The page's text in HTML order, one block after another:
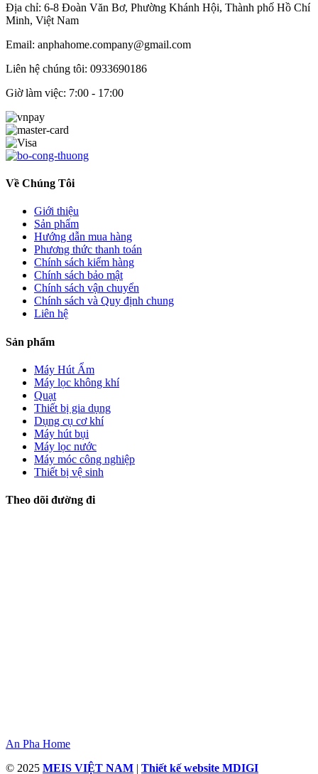
Địa chỉ: 6-8 Đoàn Văn Bơ, Phường Khánh Hội, Thành phố Hồ Chí
Minh, Việt Nam
Email: anphahome.company@gmail.com
Liên hệ chúng tôi: 0933690186
Giờ làm việc: 7:00 - 17:00
Về Chúng Tôi
Giới thiệu
Sản phẩm
Hướng dẫn mua hàng
Phương thức thanh toán
Chính sách kiểm hàng
Chính sách bảo mật
Chính sách vận chuyển
Chính sách và Quy định chung
Liên hệ
Sản phẩm
Máy Hút Ẩm
Máy lọc không khí
Quạt
Thiết bị gia dụng
Dụng cụ cơ khí
Máy hút bụi
Máy lọc nước
Máy móc công nghiệp
Thiết bị vệ sinh
Theo dõi đường đi
An Pha Home
© 2025 MEIS VIỆT NAM | Thiết kế website MDIGI